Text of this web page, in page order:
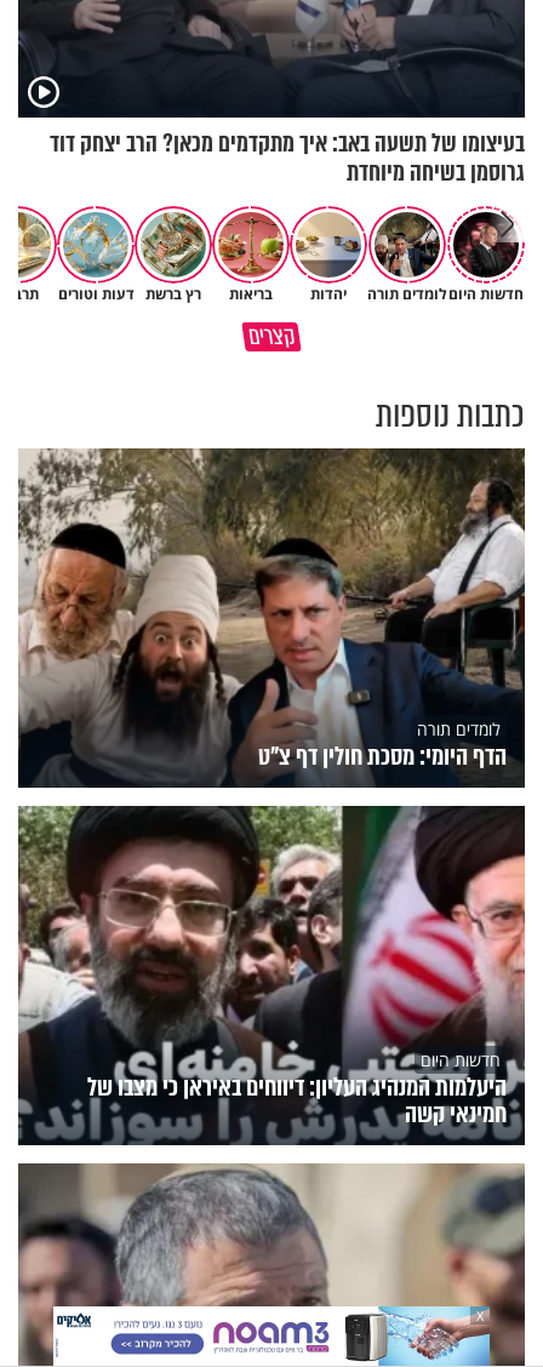
בעיצומו של תשעה באב: איך מתקדמים מכאן? הרב יצחק דוד
גרוסמן בשיחה מיוחדת
חדשות היוםלומדים תורה יהדות בריאות רץ ברשת דעות וטורים
קצריםמדוע האמונה נמשלה למלח?
גם ׳הרע׳ זה הרחמים של בורא
כתבות נוספות
לומדים תורה
הדף היומי: מסכת חולין דף צ"ט
חדשות היום
היעלמות המנהיג העליון: דיווחים באיראן כי מצבו של
חמינאי קשה
X